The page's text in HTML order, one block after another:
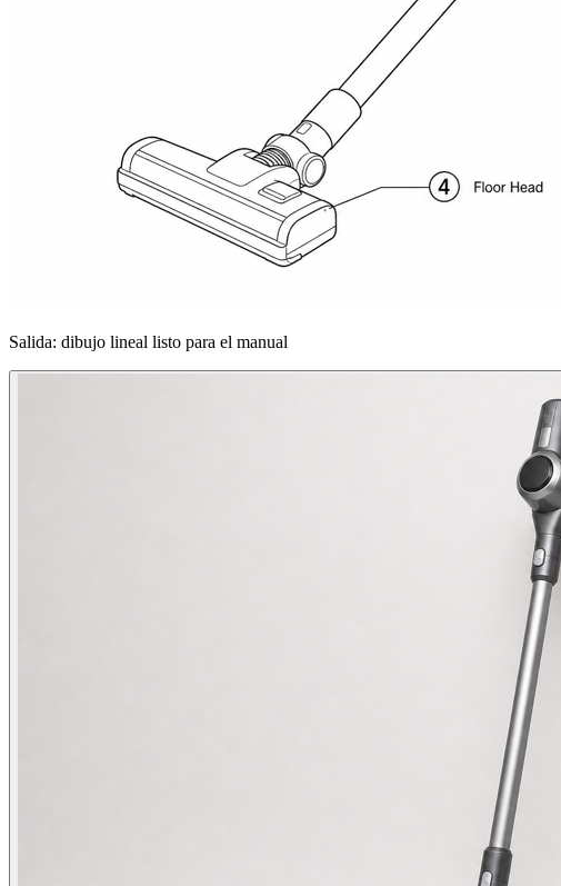
Salida: dibujo lineal listo para el manual